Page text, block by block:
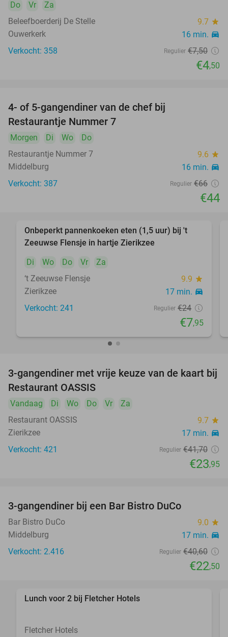
Do Vr
Za
Beleefboerderij De Stelle
9.7 star
Ouwerkerk 16 min. directions_car
Verkocht: 358 Regulier €7,50
€4,50
4- of 5-gangendiner van de chef bij
Restaurantje Nummer 7
Morgen Di Wo
Do
Restaurantje Nummer 7
9.6 star
Middelburg 16 min. directions_car
Verkocht: 387 Regulier €66
€44
Onbeperkt pannenkoeken eten (1,5 uur) bij 't
Zeeuwse Flensje in hartje Zierikzee
Di
Wo Do Vr
Za
‘t Zeeuwse Flensje
9.9 star
Zierikzee 17 min. directions_car
Verkocht: 241 Regulier €24
€7,95
43%
3-gangendiner met vrije keuze van de kaart bij
Restaurant OASSIS
Vandaag Di Wo Do Vr
Za
Restaurant OASSIS
9.7 star
Zierikzee 17 min. directions_car
Verkocht: 421 Regulier €41,70
€23,95
3-gangendiner bij een Bar Bistro DuCo
Bar Bistro DuCo 9.0 star
Middelburg 17 min. directions_car
Verkocht: 2.416 Regulier €40,60
€22,50
Lunch voor 2 bij Fletcher Hotels
Fletcher Hotels